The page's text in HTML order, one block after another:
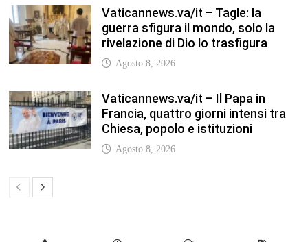
rivelazione di Dio lo trasfigura
Agosto 8, 2026
Vaticannews.va/it – Il Papa in
Chiesa, popolo e istituzioni
Agosto 8, 2026